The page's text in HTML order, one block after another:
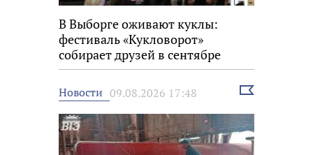
В Выборге оживают куклы:
фестиваль «Кукловорот»
собирает друзей в сентябре
Новости 09.08.2026 17:48
Выбрать